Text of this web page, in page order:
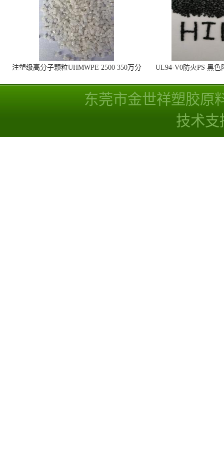
注塑级高分子颗粒UHMWPE 2500 350万分
UL94-V0防火PS 黑
东莞市金世祥塑胶原
技术